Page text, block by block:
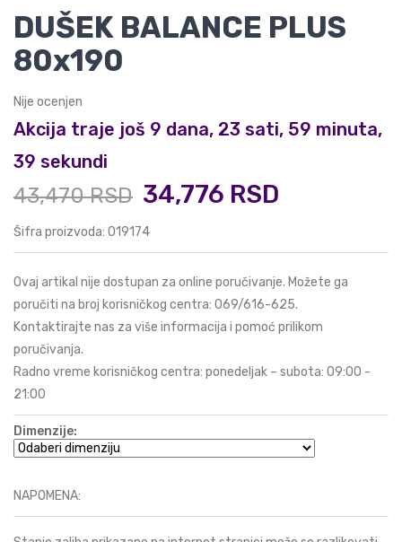
DUŠEK BALANCE PLUS
80x190
Nije ocenjen
Akcija traje još 9 dana, 23 sati, 59 minuta,
38 sekundi
43,470 RSD 34,776 RSD
Šifra proizvoda: 019174
Ovaj artikal nije dostupan za online poručivanje. Možete ga
poručiti na broj korisničkog centra: 069/616-625.
Kontaktirajte nas za više informacija i pomoć prilikom
poručivanja.
Radno vreme korisničkog centra: ponedeljak – subota: 09:00 -
21:00
Dimenzije:
NAPOMENA: